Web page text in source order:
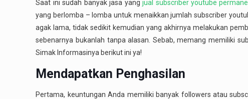
Saat ini sudah banyak jasa yangjual subscriber youtube
yang berlomba – lomba untuk menaikkan jumlah subscriber
agak lama, tidak sedikit kemudian yang akhirnya melakukan
sebenarnya bukanlah tanpa alasan. Sebab, memang memiliki
Simak Informasinya berikut ini ya!
Mendapatkan Penghasilan
Pertama, keuntungan Anda memiliki banyak followers atau